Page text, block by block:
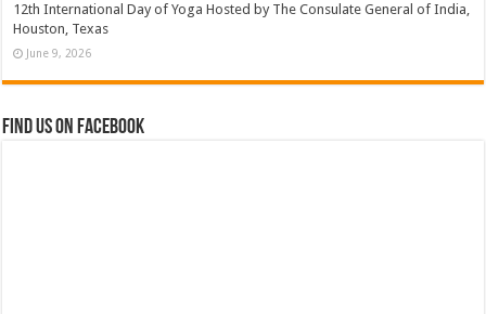
12th International Day of Yoga Hosted by The Consulate General of India,
Houston, Texas
June 9, 2026
Find us on Facebook